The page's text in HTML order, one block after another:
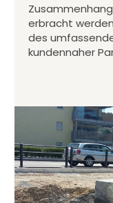
erbracht werden
des
kundennaher